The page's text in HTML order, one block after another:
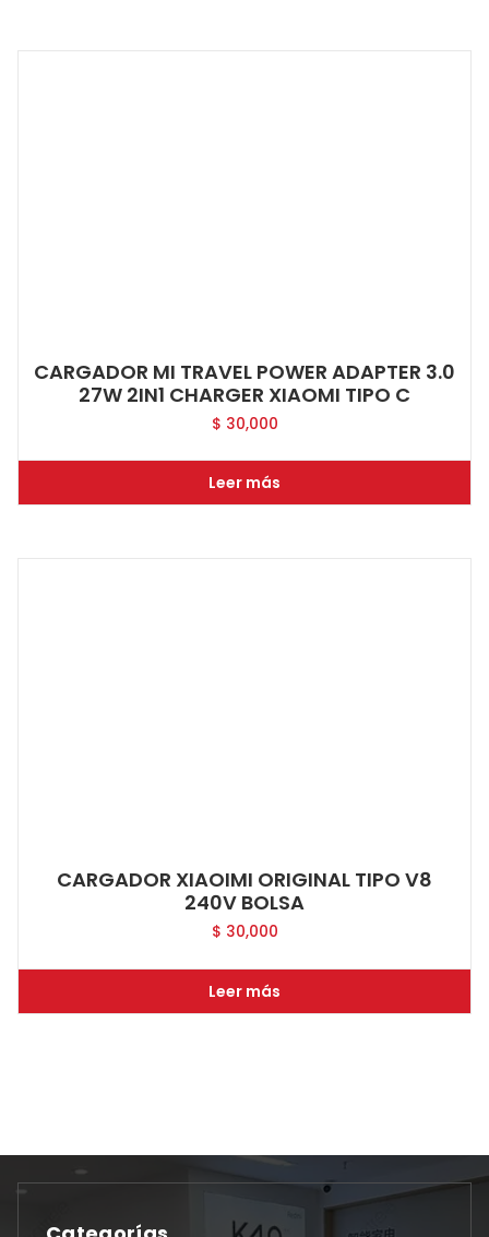
CARGADOR MI TRAVEL POWER ADAPTER 3.0
27W 2IN1 CHARGER XIAOMI TIPO C
$ 30,000
Leer más
CARGADOR XIAOIMI ORIGINAL TIPO V8
240V BOLSA
$ 30,000
Leer más